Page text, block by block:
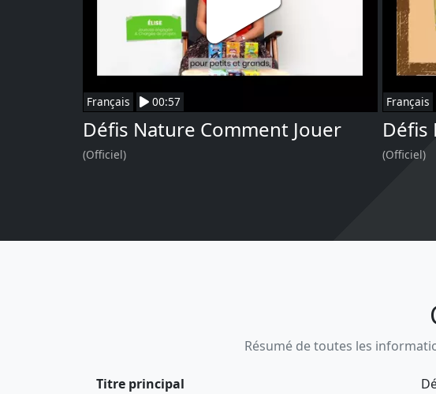
Français 00:57
Défis Nature Comment Jouer
(Officiel)
Français
Défis
(Officiel)
Résumé de toutes les
Titre principal